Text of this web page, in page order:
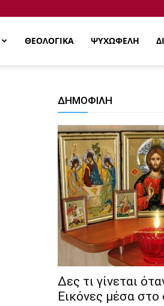
ΘΕΟΛΟΓΙΚΑ ΨΥΧΩΦΕΛΗ
ΔΗΜΟΦΙΛΗ
Δες τι γίνεται
Εικόνες μέσα στο